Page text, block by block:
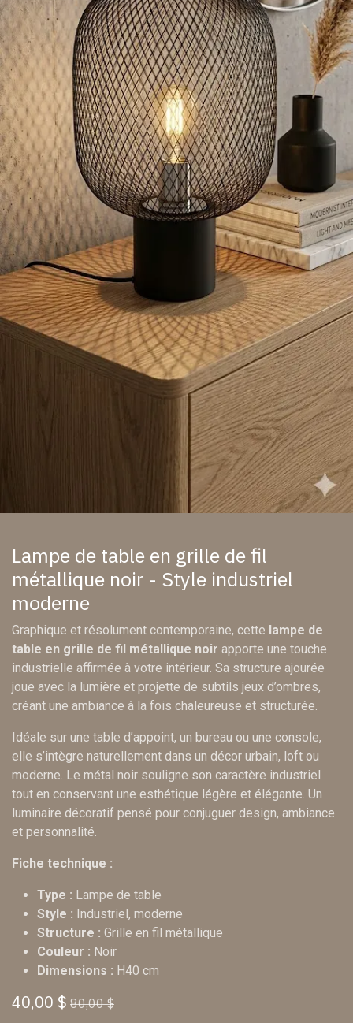
Lampe de table en grille de fil
métallique noir - Style industriel
moderne
Graphique et résolument contemporaine, cette lampe de
table en grille de fil métallique noir apporte une touche
industrielle affirmée à votre intérieur. Sa structure ajourée
joue avec la lumière et projette de subtils jeux d’ombres,
créant une ambiance à la fois chaleureuse et structurée.
Idéale sur une table d’appoint, un bureau ou une console,
elle s’intègre naturellement dans un décor urbain, loft ou
moderne. Le métal noir souligne son caractère industriel
tout en conservant une esthétique légère et élégante. Un
luminaire décoratif pensé pour conjuguer design, ambiance
et personnalité.
Fiche technique :
Type : Lampe de table
Style : Industriel, moderne
Structure : Grille en fil métallique
Couleur : Noir
Dimensions : H40 cm
40,00 $ 80,00$